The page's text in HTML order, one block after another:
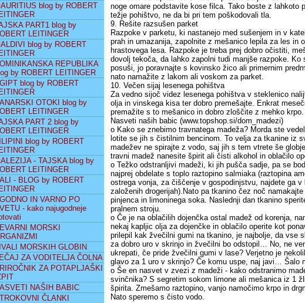
blog by ROBERT
PART1 blog by
LEITINGER
blog by ROBERT
REPUBLIKA
by ROBERT LEITINGER
blog by ROBERT
OTOKI blog by
LEITINGER
PART 2 blog by
LEITINGER
blog by ROBERT
- TAJSKA blog by
LEITINGER
- BLOG by ROBERT
IN VARNO PO
- kako najugodneje
MORSKI
MORSKIH GLOBIN
ZA VODITELJA ČOLNA
ZA POTAPLJAŠKI
NAŠIH BABIC
ČLANKI
noge omare podstavite kose filca. Tako boste z lahkoto
težje pohištvo, ne da bi pri tem poškodovali tla.
9. Rešite razsušen parket
Razpoke v parketu, ki nastanejo med sušenjem in v
prah in umazanija, zapolnite z mešanico lepila za les in
hrastovega lesa. Razpoke je treba prej dobro očistiti,
dovolj tekoča, da lahko zapolni tudi manjše razpoke. Ko
posuši, jo poravnajte s kovinsko žico ali primernim
nato namažite z lakom ali voskom za parket.
10. Večen sijaj lesenega pohištva
Za vedno sijoč videz lesenega pohištva v steklenico
olja in vinskega kisa ter dobro premešajte. Enkrat
premažite s to mešanico in dobro zloščite z mehko krpo.
Nasveti naših babic (www.topshop.si/dom_madezi)
o Kako se znebimo travnatega madeža? Morda ste
lotite se jih s čistilnim bencinom. To velja za tkanine iz
madežev ne spirajte z vodo, saj jih s tem vtrete še
travni madež nanesite špirit ali čisti alkohol in oblačilo
o Težko odstranljivi madeži, ki jih pušča sadje, pa se
najprej obdelate s toplo raztopino salmiaka (raztopina
ostrega vonja, za čiščenje v gospodinjstvu, najdete ga v
založenih drogerijah).Nato pa tkanino čez noč
pinjenca in limoninega soka. Naslednji dan tkanino
pralnem stroju.
o Če je na oblačilih dojenčka ostal madež od korenja,
nekaj kapljic olja za dojenčke in oblačilo operite kot
prilepil kak žvečilni gumi na tkanino, je najbolje, da vse
za dobro uro v skrinjo in žvečilni bo odstopil… No, ne
ukrepati, če pride žvečilni gumi v lase? Verjetno je
glavo za 1 uro v skrinjo? Če komu uspe, naj javi… Šalo
o Še en nasvet v zvezi z madeži - kako odstranimo
svinčnika? S segretim sokom limone ali mešanica iz 1
špirita. Zmešamo raztopino, vanjo namočimo krpo in
Nato speremo s čisto vodo.